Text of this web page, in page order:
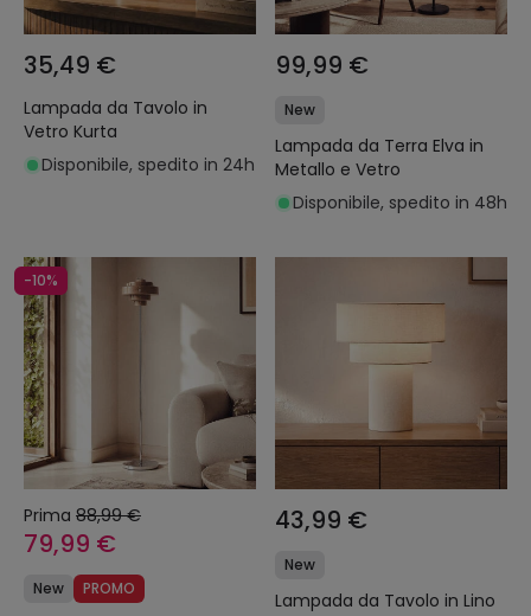
35,49 €
Lampada da Tavolo in
Vetro Kurta
Disponibile, spedito in 24h
99,99 €
New
Lampada da Terra Elva in
Metallo e Vetro
Disponibile, spedito in 48h
-10%
Prima 88,99 €
79,99 €
New PROMO
43,99 €
New
Lampada da Tavolo in Lino